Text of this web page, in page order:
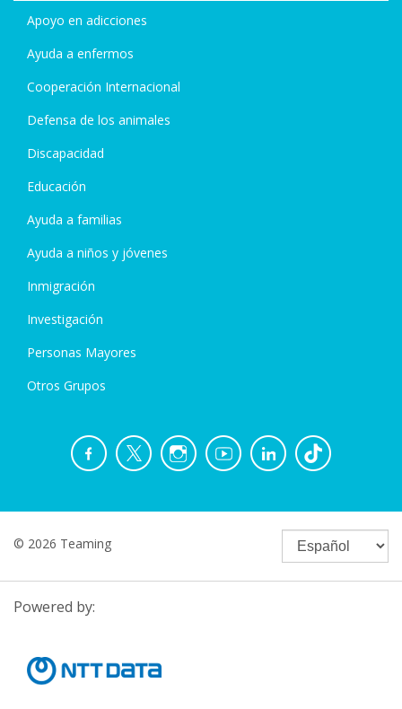
Apoyo en adicciones
Ayuda a enfermos
Cooperación Internacional
Defensa de los animales
Discapacidad
Educación
Ayuda a familias
Ayuda a niños y jóvenes
Inmigración
Investigación
Personas Mayores
Otros Grupos
© 2026 Teaming
Powered by: